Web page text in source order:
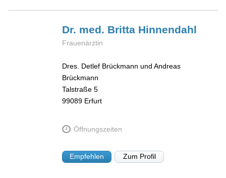
Dr. med. Britta Hinnendahl
Frauenärztin
Dres. Detlef Brückmann und Andreas
Brückmann
Talstraße 5
99089 Erfurt
Öffnungszeiten
Empfehlen Zum Profil